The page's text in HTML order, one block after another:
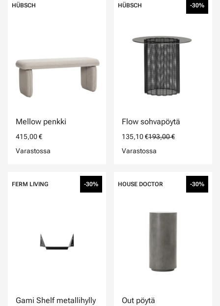
HÜBSCH
Mellow penkki
415,00 €
Varastossa
HÜBSCH -30%
Flow sohvapöytä
135,10 €193,00 €
Varastossa
FERM LIVING -30%
Gami Shelf metallihylly
HOUSE DOCTOR -30%
Out pöytä